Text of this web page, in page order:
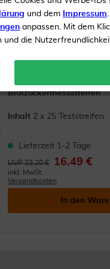
Streifen 50 Stück
Blutzuckermessstreifen
Inhalt 2 x 25 Teststreifen
Lieferzeit 1-2 Tage
UVP 23,20 € 16,49 €
inkl. MwSt.
Versandkosten
In den
und dem Impressum
anpassen. Mit dem
und die